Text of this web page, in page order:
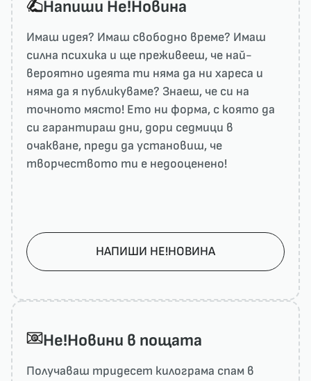
Напиши He!Новина
Имаш идея? Имаш свободно време? Имаш
силна психика и ще преживееш, че най-
вероятно идеята ти няма да ни харесa и
няма да я публикуваме? Знаеш, че си на
точното място! Ето ни форма, с която да
си гарантираш дни, дори седмици в
очакване, преди да установиш, че
творчеството ти е недооценено!
НАПИШИ НЕ!НОВИНА
He!Новини в пощата
Получаваш тридесет килограма спам в